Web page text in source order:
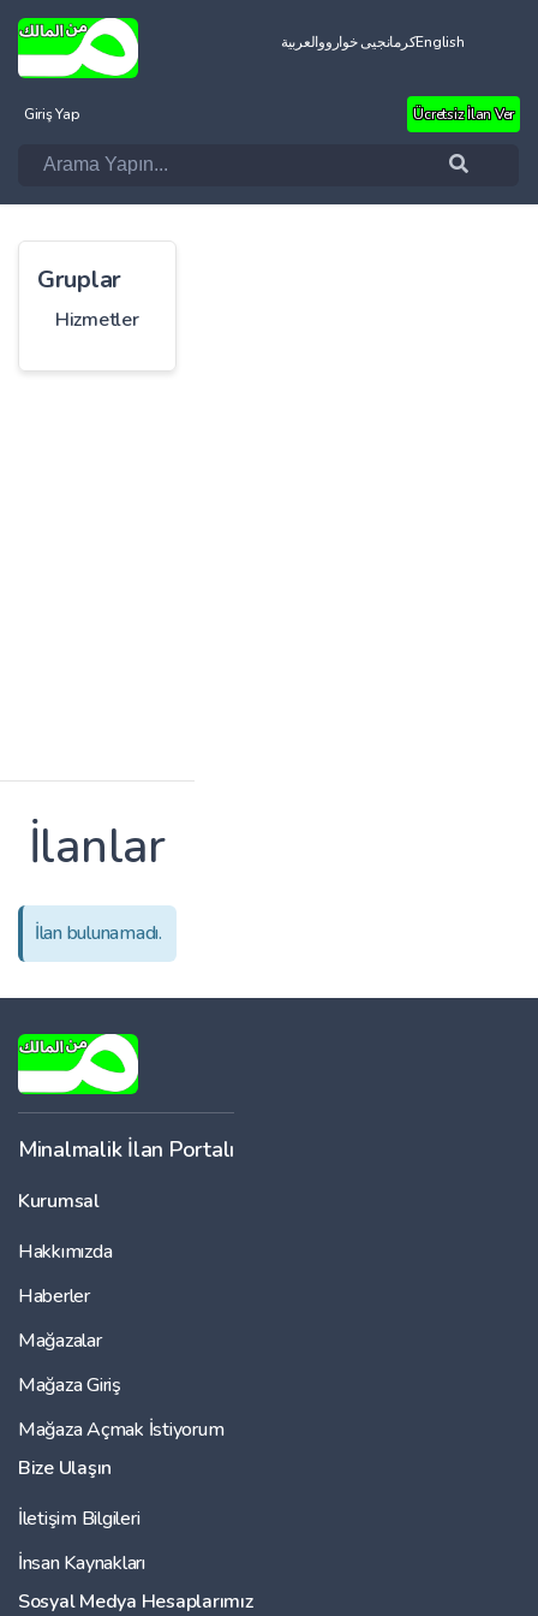
العربيةکرمانجیی خوارووEnglish
Giriş Yap Ücretsiz İlan Ver
Gruplar
Hizmetler
İlanlar
İlan bulunamadı.
Minalmalik İlan Portalı
Kurumsal
Hakkımızda
Haberler
Mağazalar
Mağaza Giriş
Mağaza Açmak İstiyorum
Bize Ulaşın
İletişim Bilgileri
İnsan Kaynakları
Sosyal Medya Hesaplarımız